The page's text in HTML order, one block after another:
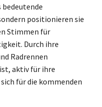
positionieren sie
Stimmen für
Durch ihre
Radrennen
aktiv für ihre
für die kommenden